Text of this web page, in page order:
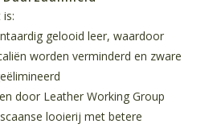
gelooid leer, waardoor
worden verminderd en zware
door Leather Working Group
looierij met betere